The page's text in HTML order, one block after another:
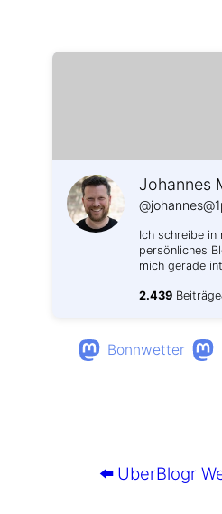
Johannes
Ich schreibe
persönliches
mich gerade
2.439 Beiträge
Bonnwetter
⬅️ UberBlogr